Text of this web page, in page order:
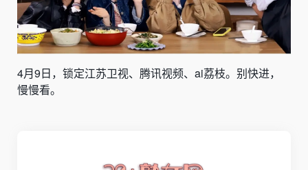
4月9日，锁定江苏卫视、腾讯视频、ai荔枝。别快进，
慢慢看。